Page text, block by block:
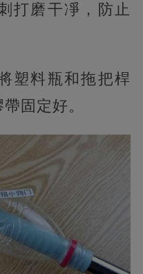
打磨干凈，防止
塑料瓶和拖把桿
固定好。